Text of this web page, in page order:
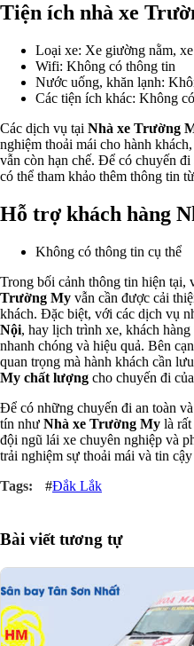
Tiện ích nhà xe
Loại xe: Xe giường nằm,
Wifi: Không có thông tin
Nước uống, khăn lạnh:
Các tiện ích khác: Không
Các dịch vụ tại Nhà xe Trường
nghiệm thoải mái cho hành
vẫn còn hạn chế. Để có chuyến
có thể tham khảo thêm thông tin
Hỗ trợ khách hàng
Không có thông tin cụ thể
Trong bối cảnh thông tin hiện tại,
Trường My vẫn cần được cải
khách. Đặc biệt, với các dịch vụ
Nội, hay lịch trình xe, khách
nhanh chóng và hiệu quả. Bên
quan trọng mà hành khách cần
My chất lượng cho chuyến đi
Để có những chuyến đi an toàn
tín như Nhà xe Trường My là
đội ngũ lái xe chuyên nghiệp và
trải nghiệm sự thoải mái và tin
#Đắk Lắk
Bài viết tương tự